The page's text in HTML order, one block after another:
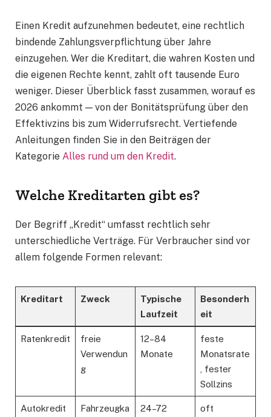
Einen Kredit aufzunehmen bedeutet, eine rechtlich
bindende Zahlungsverpflichtung über Jahre
einzugehen. Wer die Kreditart, die wahren Kosten und
die eigenen Rechte kennt, zahlt oft tausende Euro
weniger. Dieser Überblick fasst zusammen, worauf es
2026 ankommt — von der Bonitätsprüfung über den
Effektivzins bis zum Widerrufsrecht. Vertiefende
Anleitungen finden Sie in den Beiträgen der
Kategorie Alles rund um den Kredit.
Welche Kreditarten gibt es?
Der Begriff „Kredit“ umfasst rechtlich sehr
unterschiedliche Verträge. Für Verbraucher sind vor
allem folgende Formen relevant:
Kreditart Zweck
Typische
Laufzeit
Besonderh
eit
Ratenkredit
freie
Verwendun
g
12–84
Monate
feste
Monatsrate
, fester
Sollzins
Autokredit
Fahrzeugka
24–72
oft